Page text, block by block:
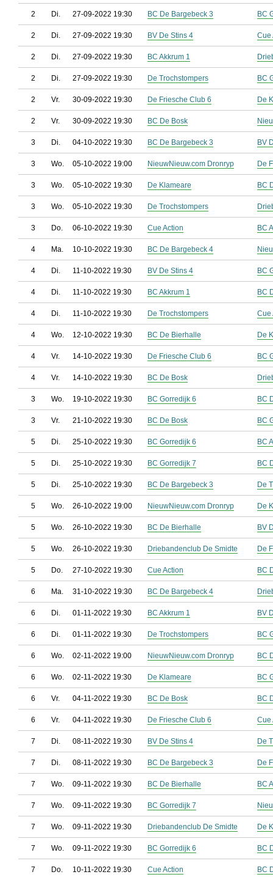
2 Di. 27-09-2022 19:30 BC De Bargebeck 3 BC
2 Di. 27-09-2022 19:30 BV De Stins 4 Cue
2 Di. 27-09-2022 19:30 BC Akkrum 1
2 Di. 27-09-2022 19:30 De Trochstompers BC
2 Vr. 30-09-2022 19:30 De Friesche Club 6 De
2 Vr. 30-09-2022 19:30 BC De Bosk
3 Di. 04-10-2022 19:30 BC De Bargebeck 3 BV
3 Wo. 05-10-2022 19:00 NieuwNieuw.com Dronryp De
3 Wo. 05-10-2022 19:30 De Klameare BC
3 Wo. 05-10-2022 19:30 De Trochstompers
3 Do. 06-10-2022 19:30 Cue Action BC
4 Ma. 10-10-2022 19:30 BC De Bargebeck 4
4 Di. 11-10-2022 19:30 BV De Stins 4 BC
4 Di. 11-10-2022 19:30 BC Akkrum 1 BC
4 Di. 11-10-2022 19:30 De Trochstompers Cue
4 Wo. 12-10-2022 19:30 BC De Bierhalle De
4 Vr. 14-10-2022 19:30 De Friesche Club 6 BC
4 Vr. 14-10-2022 19:30 BC De Bosk
3 Wo. 19-10-2022 19:30 BC Gorredijk 6 BC
3 Vr. 21-10-2022 19:30 BC De Bosk BC
5 Di. 25-10-2022 19:30 BC Gorredijk 6 BC
5 Di. 25-10-2022 19:30 BC Gorredijk 7 BC
5 Di. 25-10-2022 19:30 BC De Bargebeck 3 De
5 Wo. 26-10-2022 19:00 NieuwNieuw.com Dronryp De
5 Wo. 26-10-2022 19:30 BC De Bierhalle BV
5 Wo. 26-10-2022 19:30 Driebandenclub De Smidte De
5 Do. 27-10-2022 19:30 Cue Action BC
6 Ma. 31-10-2022 19:30 BC De Bargebeck 4
6 Di. 01-11-2022 19:30 BC Akkrum 1 BV
6 Di. 01-11-2022 19:30 De Trochstompers BC
6 Wo. 02-11-2022 19:00 NieuwNieuw.com Dronryp BC
6 Wo. 02-11-2022 19:30 De Klameare BC
6 Vr. 04-11-2022 19:30 BC De Bosk BC
6 Vr. 04-11-2022 19:30 De Friesche Club 6 Cue
7 Di. 08-11-2022 19:30 BV De Stins 4 De
7 Di. 08-11-2022 19:30 BC De Bargebeck 3 De
7 Wo. 09-11-2022 19:30 BC De Bierhalle BC
7 Wo. 09-11-2022 19:30 BC Gorredijk 7
7 Wo. 09-11-2022 19:30 Driebandenclub De Smidte De
7 Wo. 09-11-2022 19:30 BC Gorredijk 6 BC
7 Do. 10-11-2022 19:30 Cue Action BC